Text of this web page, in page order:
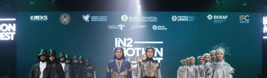
Dampak Bagi Perajin Lokal
Kesuksesan ini membawa dampak langsung yang
signifikan bagi komunitas perajin mitra.
Laporan : Tam